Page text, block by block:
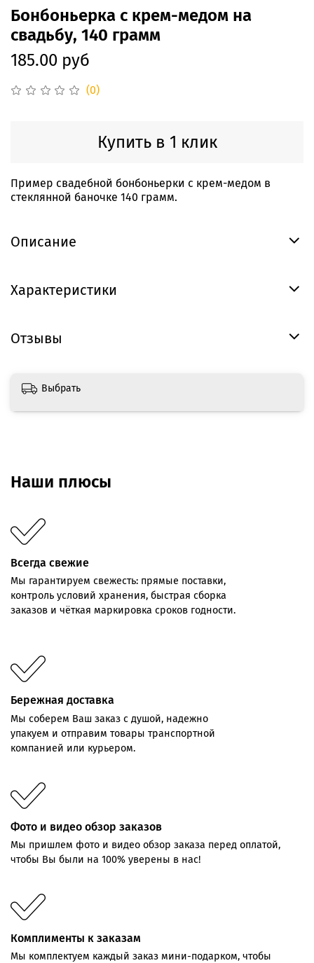
(0)
Бонбоньерка с крем-медом на
свадьбу, 140 грамм
185.00 руб
Купить в 1 клик
Пример свадебной бонбоньерки с крем-медом в
стеклянной баночке 140 грамм.
Описание
Характеристики
Отзывы
Выбрать
Наши плюсы
Всегда свежие
Мы гарантируем свежесть: прямые поставки,
контроль условий хранения, быстрая сборка
заказов и чёткая маркировка сроков годности.
Бережная доставка
Мы соберем Ваш заказ с душой, надежно
упакуем и отправим товары транспортной
компанией или курьером.
Фото и видео обзор заказов
Мы пришлем фото и видео обзор заказа перед оплатой,
чтобы Вы были на 100% уверены в нас!
Комплименты к заказам
Мы комплектуем каждый заказ мини-подарком, чтобы